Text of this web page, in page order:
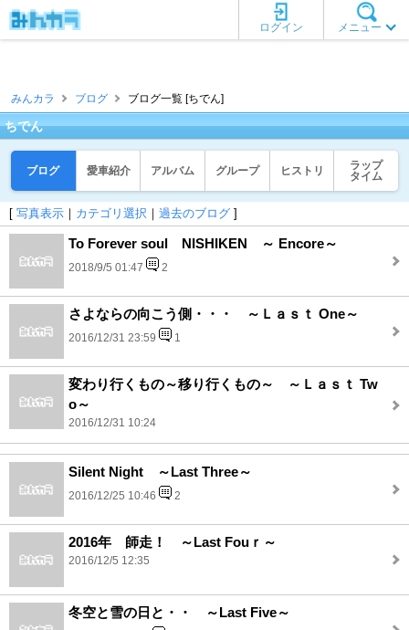
メニュー
ログイン
みんカラ ブログ ブログ一覧 [ちでん]
ちでん
ブログ 愛車紹介 アルバム グループ ヒストリ
ラップ
タイム
[ 写真表示 ｜ カテゴリ選択 ｜ 過去のブログ ]
To Forever soul NISHIKEN ～ Encore～
2018/9/5 01:47 2
さよならの向こう側・・・ ～Ｌａｓｔ One～
2016/12/31 23:59 1
変わり行くもの～移り行くもの～ ～Ｌａｓｔ Tw
o～
2016/12/31 10:24
Silent Night ～Last Three～
2016/12/25 10:46 2
2016年 師走！ ～Last Fouｒ～
2016/12/5 12:35
冬空と雪の日と・・ ～Last Five～